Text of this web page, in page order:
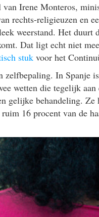
Irene Monteros,
rechts-religieuzen en
weerstand. Het duurt
Dat ligt echt niet
stuk voor het
In Spanje
wetten die tegelijk aan
gelijke behandeling. Ze
16 procent van de